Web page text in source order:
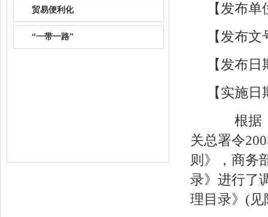
贸易便利化
“一带一路”
【发布
【发布
【发布
【实施
根据《
关总署令
则》，商务
录》进行了
理目录》(